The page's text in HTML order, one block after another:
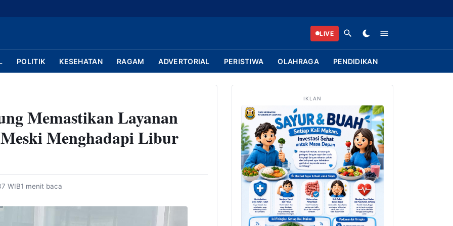
LIVE
POLITIK KESEHATAN RAGAM ADVERTORIAL PERISTIWA OLAHRAGA PENDIDIKAN
Memastikan Layanan
Menghadapi Libur
WIB1 menit baca
IKLAN